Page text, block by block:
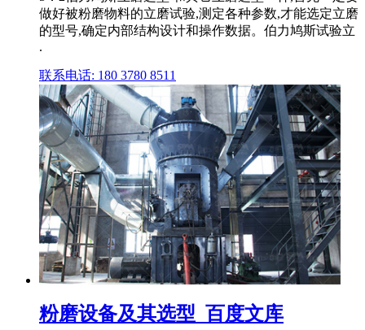
做好被粉磨物料的立磨试验,测定各种参数,才能选定立磨
的型号,确定内部结构设计和操作数据。伯力鸠斯试验立
.
联系电话: 180 3780 8511
粉磨设备及其选型_百度文库